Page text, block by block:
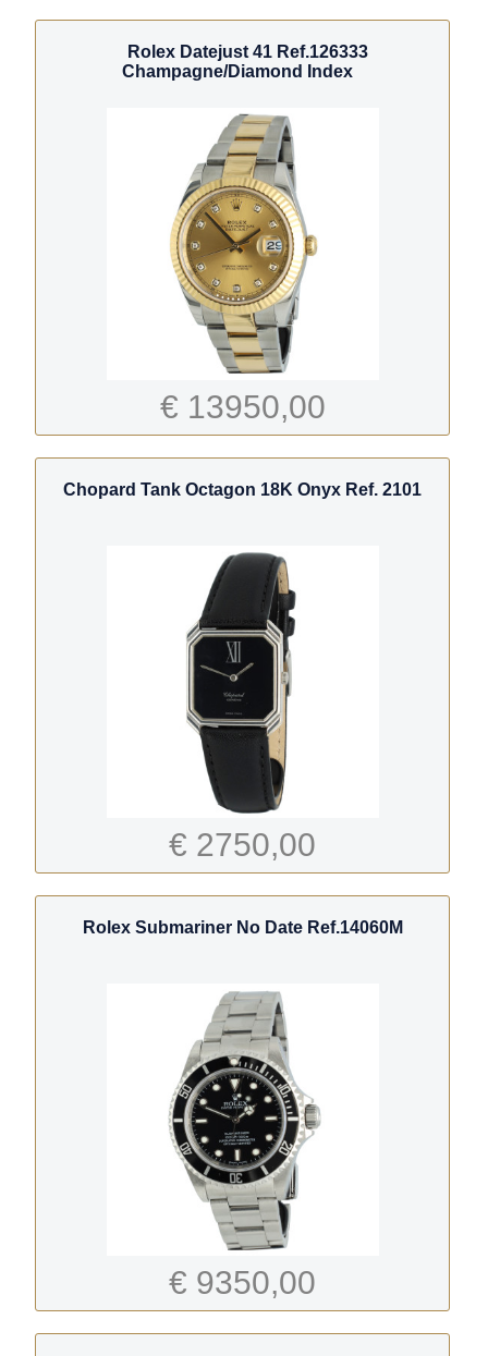
Rolex Datejust 41 Ref.126333
Champagne/Diamond Index
€ 13950,00
Chopard Tank Octagon 18K Onyx Ref. 2101
€ 2750,00
Rolex Submariner No Date Ref.14060M
€ 9350,00